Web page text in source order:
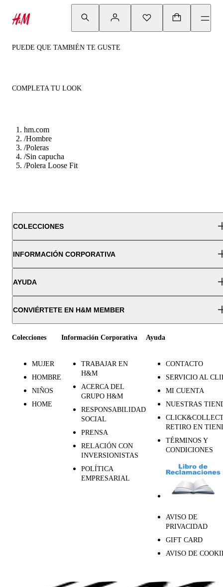
PUEDE QUE TAMBIÉN TE GUSTE
COMPLETA TU LOOK
hm.com
/Hombre
/Poleras
/Sin capucha
/Polera Loose Fit
COLECCIONES
INFORMACIÓN CORPORATIVA
AYUDA
CONVIÉRTETE EN H&M MEMBER
Colecciones
MUJER
HOMBRE
NIÑOS
HOME
Información Corporativa
TRABAJAR EN
H&M
ACERCA DEL
GRUPO H&M
RESPONSABILIDAD
SOCIAL
PRENSA
RELACIÓN CON
INVERSIONISTAS
POLÍTICA
EMPRESARIAL
Ayuda
CONTACTO
SERVICIO AL
MI CUENTA
NUESTRAS
RETIRO EN
TÉRMINOS Y
CONDICIONES
AVISO DE
PRIVACIDAD
GIFT CARD
AVISO DE